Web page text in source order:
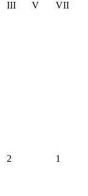
III V VII
2 1